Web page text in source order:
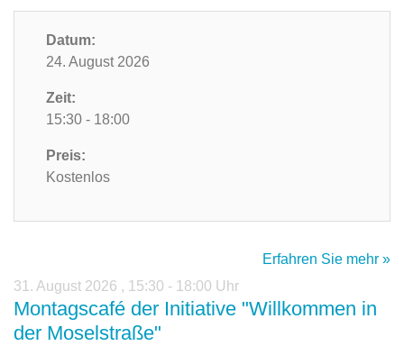
Datum:
24. August 2026
Zeit:
15:30 - 18:00
Preis:
Kostenlos
Erfahren Sie mehr »
31. August 2026 , 15:30 - 18:00 Uhr
Montagscafé der Initiative "Willkommen in
der Moselstraße"